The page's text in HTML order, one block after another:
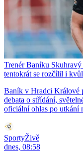
Trenér Baníku
tentokrát se rozčílil i
Baník v Hradci Králové
debata o střídání,
oficiální ohlas po utkání
SportyŽivě
dnes, 08:58